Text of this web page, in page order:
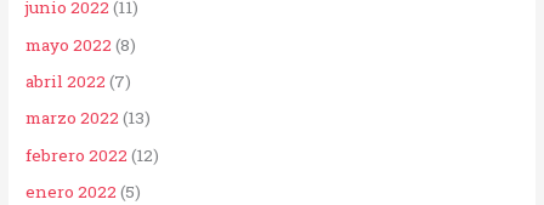
junio 2022 (11)
mayo 2022 (8)
abril 2022 (7)
marzo 2022 (13)
febrero 2022 (12)
enero 2022 (5)